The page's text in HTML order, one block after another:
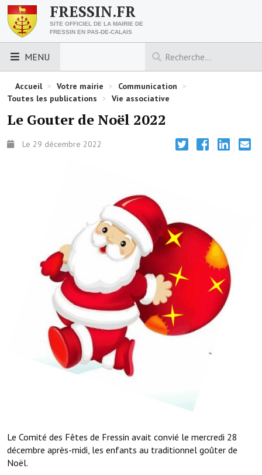
FRESSIN.FR
SITE OFFICIEL DE LA MAIRIE DE
FRESSIN EN PAS-DE-CALAIS
MENU
LES ESSENTIELS
Découvrez Fressin
Horaires de la mairie
Les foulées fressinoises
ACCÈS RAPIDE
Démarches administratives
Projets et travaux en cours
Fêtes et manifestations
Numéros d'urgence
Elus et agents
Accueil > Votre mairie > Communication >
Toutes les publications > Vie associative
Le Gouter de Noël 2022
Le 29 décembre 2022
Le Comité des Fêtes de Fressin avait convié le mercredi 28
décembre après-midi, les enfants au traditionnel goûter de
Noël.